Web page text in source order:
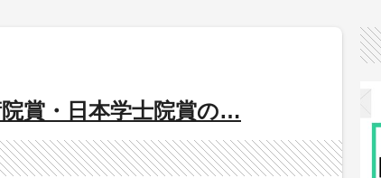
賞・日本学士院賞の…